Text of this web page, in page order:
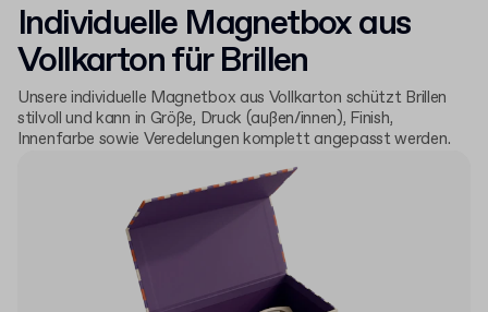
Individuelle Magnetbox aus
Vollkarton für Brillen
Unsere individuelle Magnetbox aus Vollkarton schützt Brillen
stilvoll und kann in Größe, Druck (außen/innen), Finish,
Innenfarbe sowie Veredelungen komplett angepasst werden.